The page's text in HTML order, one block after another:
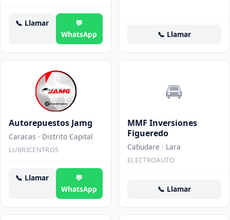
📞 Llamar
💬
WhatsApp
📞 Llamar
Autorepuestos Jamg
Caracas · Distrito Capital
LUBRICENTROS
📞 Llamar
💬
WhatsApp
🚘
MMF Inversiones
Figueredo
Cabudare · Lara
ELECTROAUTO
📞 Llamar